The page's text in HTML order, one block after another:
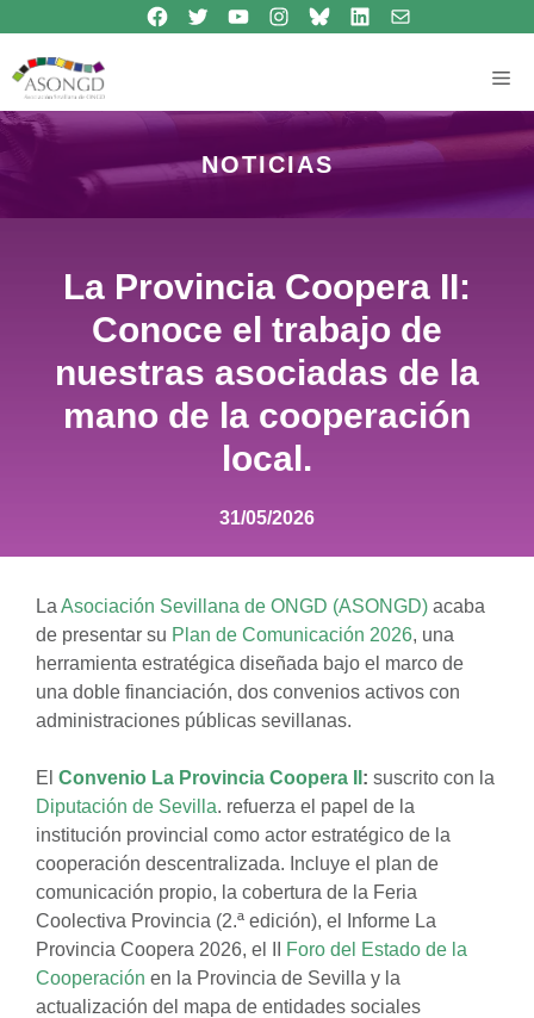
contenido
Síguenos en Facebook
Síguenos en TwitterSíguenos en Youtube
Síguenos en Instagram
Bluesky
Síguenos en Linkedincontacto
NOTICIAS
La Provincia Coopera II:
Conoce el trabajo de
nuestras asociadas de la
mano de la cooperación
local.
31/05/2026
La Asociación Sevillana de ONGD (ASONGD) acaba
de presentar su Plan de Comunicación 2026, una
herramienta estratégica diseñada bajo el marco de
una doble financiación, dos convenios activos con
administraciones públicas sevillanas.
El Convenio La Provincia Coopera II : suscrito con la
Diputación de Sevilla. refuerza el papel de la
institución provincial como actor estratégico de la
cooperación descentralizada. Incluye el plan de
comunicación propio, la cobertura de la Feria
Coolectiva Provincia (2.ª edición), el Informe La
Provincia Coopera 2026, el II
Foro del Estado de la
Cooperación en la Provincia de Sevilla y la
actualización del mapa de entidades sociales